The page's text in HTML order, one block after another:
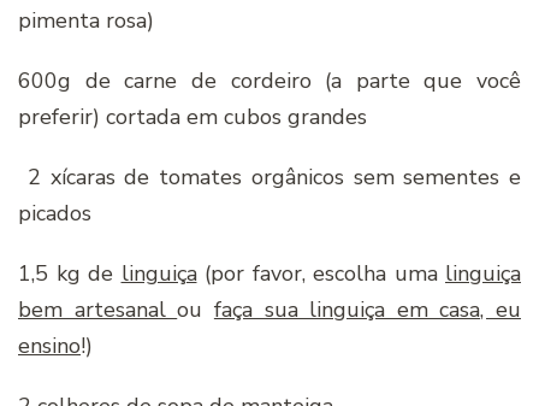
pimenta rosa)
600g de carne de cordeiro (a parte que você
preferir) cortada em cubos grandes
2 xícaras de tomates orgânicos sem sementes e
picados
1,5 kg de linguiça(por favor, escolha uma linguiça
bem artesanalou faça sua linguiça em casa, eu
ensino!)